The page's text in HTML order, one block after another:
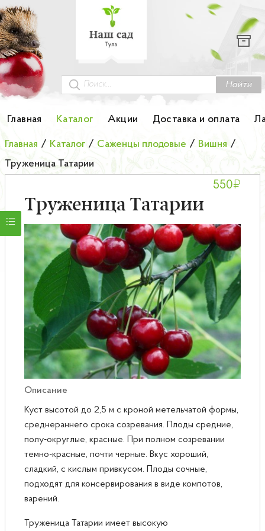
Найти
Главная Каталог Акции Доставка и оплата
Каталог
Гортензии
Грунты
Колоновидные деревья
Лук-севок
Малина
Мини-деревья
НОВИНКА Английские и Японские розы
Саженцы плодовые
Главная / Каталог / Саженцы плодовые / Вишня /
Труженица Татарии
Труженица Татарии
550₽
Описание
Куст высотой до 2,5 м с кроной метельчатой формы,
среднераннего срока созревания. Плоды средние,
полу-округлые, красные. При полном созревании
темно-красные, почти черные. Вкус хороший,
сладкий, с кислым привкусом. Плоды сочные,
подходят для консервирования в виде компотов,
варений.
Труженица Татарии имеет высокую